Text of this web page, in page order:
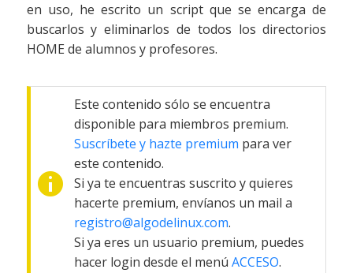
en uso, he escrito un script que se encarga de
buscarlos y eliminarlos de todos los directorios
HOME de alumnos y profesores.
Este contenido sólo se encuentra
disponible para miembros premium.
Suscríbete y hazte premium para ver
este contenido.
Si ya te encuentras suscrito y quieres
hacerte premium, envíanos un mail a
registro@algodelinux.com.
Si ya eres un usuario premium, puedes
hacer login desde el menú ACCESO.